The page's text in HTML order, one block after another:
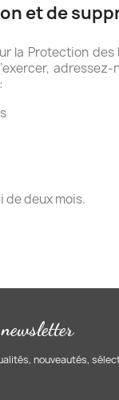
et de
la Protection
de deux mois.
nouveautés,